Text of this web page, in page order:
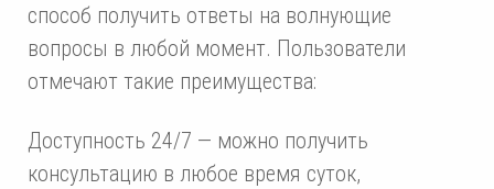
способ получить ответы на волнующие
вопросы в любой момент. Пользователи
отмечают такие преимущества:
Доступность 24/7 — можно получить
консультацию в любое время суток,